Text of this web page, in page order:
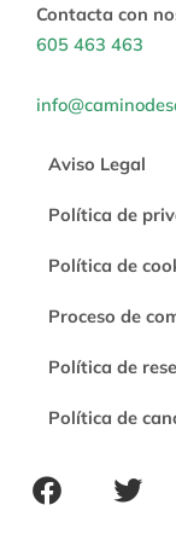
Contacta con
605 463 463
Aviso Legal
Política de
Política de
Proceso de
Política de
Política de
F
a
T
w